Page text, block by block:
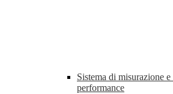
Sistema di misurazione
performance